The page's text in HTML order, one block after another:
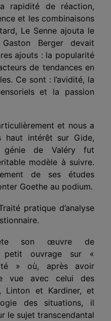
rapidité de réaction,
et les combinaisons
Le Senne ajouta le
Berger devait
ajouts : la popularité
de tendances en
Ce sont : l’avidité, la
et la passion
et nous a
haut intérêt sur Gide,
de Valéry fut
modèle à suivre.
de ses études
Goethe au podium.
pratique d’analyse
son œuvre de
petit ouvrage sur «
» où, après avoir
vue avec celui des
Linton et Kardiner, et
des situations, il
le sujet transcendantal